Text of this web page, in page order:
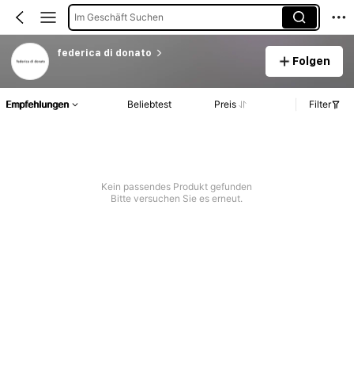
Im Geschäft Suchen
federica di donato
Folgen
Empfehlungen Beliebtest Preis Filter
Kein passendes Produkt gefunden
Bitte versuchen Sie es erneut.